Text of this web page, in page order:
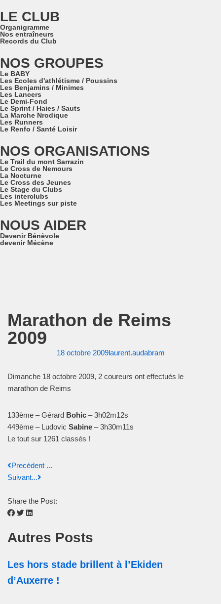
LE CLUB
Organigramme
Nos entraîneurs
Records du Club
NOS GROUPES
Le BABY
Les Ecoles d'athlétisme / Poussins
Les Benjamins / Minimes
Les Lancers
Le Demi-Fond
Le Sprint / Haies / Sauts
La Marche Nrodique
Les Runners
Le Renfo / Santé Loisir
NOS ORGANISATIONS
Le Trail du mont Sarrazin
Le Cross de Nemours
La Nocturne
Le Cross des Jeunes
Le Stage du Clubs
Les interclubs
Les Meetings sur piste
NOUS AIDER
Devenir Bénèvole
devenir Mécène
Marathon de Reims
2009
18 octobre 2009laurent.audabram
Dimanche 18 octobre 2009, 2 coureurs ont effectués le
marathon de Reims
133ème – Gérard Bohic – 3h02m12s
449ème – Ludovic Sabine – 3h30m11s
Le tout sur 1261 classés !
Precédent ...
Suivant...
Share the Post:
Autres Posts
Les hors stade brillent à l’Ekiden
d’Auxerre !